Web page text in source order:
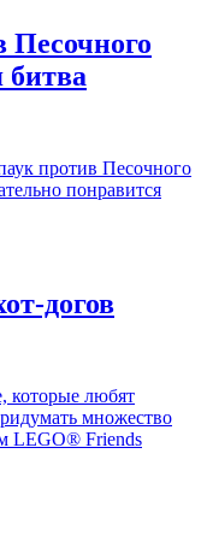
Песочного
битва
против Песочного
понравится
догов
которые любят
множество
LEGO® Friends